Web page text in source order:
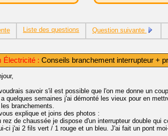
Liste des questions Question suivante
Électricité : Conseils branchement interrupteur +
savoir s'il est possible que l'on me donne un
a quelques semaines j'ai démonté les vieux pour en
branchements.
explique et joins des photos :
rez de chaussée je dispose d'un interrupteur double qui
ci j'ai 2 fils vert / 1 rouge et un bleu. J'ai fait un pont